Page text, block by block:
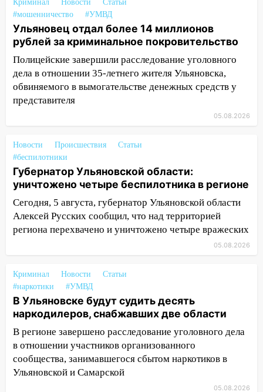
05:30
Астрологи назвали самый
опасный день августа: что ждет каждый
знак 5 августа
04.08.2026
23:27 Прокуратура проверяет
капремонт школы в посёлке Налейка
22:33 Прокуратура проверяет
спортивные объекты в Старой Майне
кровь: День донора пройдёт 6 августа
20:17 Ульяновская область девятую
неделю подряд удерживает самые
низкие цены на подсолнечное масло
19:33 Коровы-рекордсменки: в
Ульяновской области выросли надои
года благоустроят 20 родников
17:27 В Ульяновской области 114 детей-
сирот получили жильё с начала года
16:43 Дорожный сезон перевалил за
экватор: в Ульяновской области
обновили половину региональных трасс
В Ульяновской области
Криминал Новости
Статьи
#мошенничество
#УМВД
Ульяновец отдал более 14 миллионов
рублей за криминальное покровительство
Полицейские завершили расследование уголовного
дела в отношении 35-летнего жителя Ульяновска,
обвиняемого в вымогательстве денежных средств у
представителя
05.08.2026
Новости Происшествия
Статьи
#беспилотники
Губернатор Ульяновской области:
уничтожено четыре беспилотника в регионе
Сегодня, 5 августа, губернатор Ульяновской области
Алексей Русских сообщил, что над территорией
региона перехвачено и уничтожено четыре вражеских
05.08.2026
Криминал Новости
Статьи
#наркотики
#УМВД
В Ульяновске будут судить десять
наркодилеров, снабжавших две области
В регионе завершено расследование уголовного дела
в отношении участников организованного
сообщества, занимавшегося сбытом наркотиков в
Ульяновской и Самарской
05.08.2026